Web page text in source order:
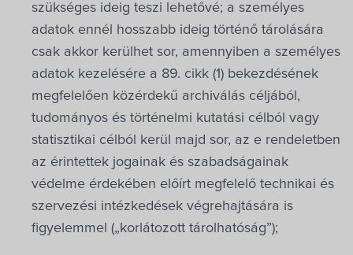
szükséges ideig teszi lehetővé; a személyes
adatok ennél hosszabb ideig történő tárolására
csak akkor kerülhet sor, amennyiben a személyes
adatok kezelésére a 89. cikk (1) bekezdésének
megfelelően közérdekű archiválás céljából,
tudományos és történelmi kutatási célból vagy
statisztikai célból kerül majd sor, az e rendeletben
az érintettek jogainak és szabadságainak
védelme érdekében előírt megfelelő technikai és
szervezési intézkedések végrehajtására is
figyelemmel („korlátozott tárolhatóság”);